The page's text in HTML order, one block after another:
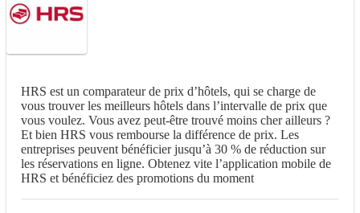
HRS est un comparateur de prix d’hôtels, qui se charge de
vous trouver les meilleurs hôtels dans l’intervalle de prix que
vous voulez. Vous avez peut-être trouvé moins cher ailleurs ?
Et bien HRS vous rembourse la différence de prix. Les
entreprises peuvent bénéficier jusqu’à 30 % de réduction sur
les réservations en ligne. Obtenez vite l’application mobile de
HRS et bénéficiez des promotions du moment